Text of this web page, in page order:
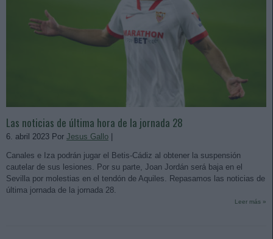
Las noticias de última hora de la jornada 28
6. abril 2023 Por Jesus Gallo
Canales e Iza podrán jugar el Betis-Cádiz al obtener la suspensión
cautelar de sus lesiones. Por su parte, Joan Jordán será baja en el
Sevilla por molestias en el tendón de Aquiles. Repasamos las noticias de
última jornada de la jornada 28.
Leer más »